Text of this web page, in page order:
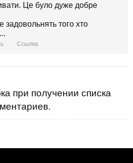
Це було дуже добре
задовольнять того хто
Ссылка
при получении списка